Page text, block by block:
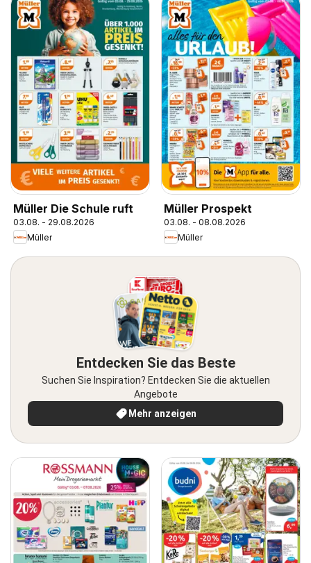
Müller Die Schule ruft
03.08. - 29.08.2026
Müller
Müller Prospekt
03.08. - 08.08.2026
Müller
Entdecken Sie das Beste
Suchen Sie Inspiration? Entdecken Sie die aktuellen
Angebote
Mehr anzeigen